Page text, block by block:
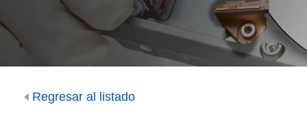
Regresar al listado